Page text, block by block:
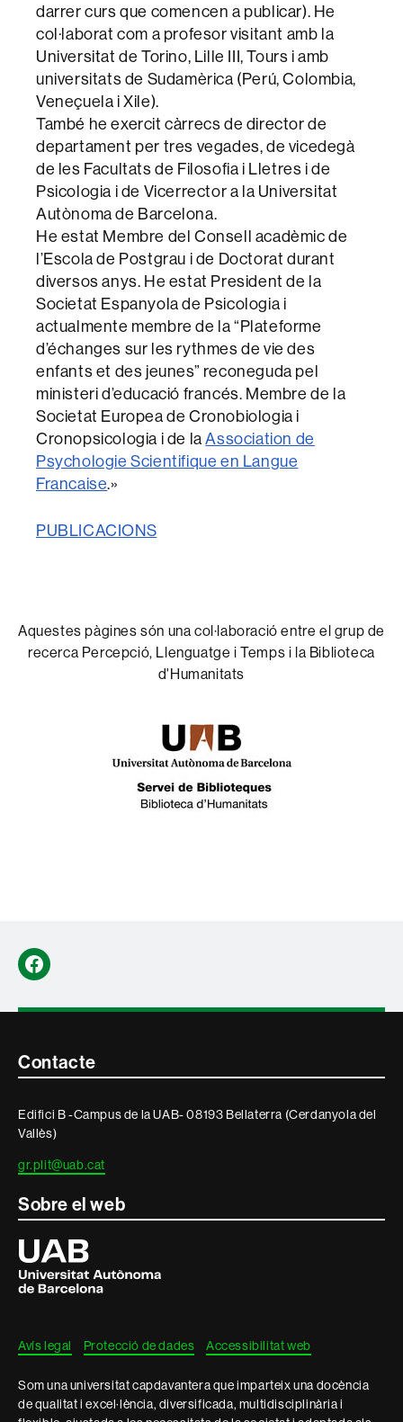
darrer curs que comencen a publicar). He
col·laborat com a profesor visitant amb la
Universitat de Torino, Lille III, Tours i amb
universitats de Sudamèrica (Perú, Colombia,
Veneçuela i Xile).
També he exercit càrrecs de director de
departament per tres vegades, de vicedegà
de les Facultats de Filosofia i Lletres i de
Psicologia i de Vicerrector a la Universitat
Autònoma de Barcelona.
He estat Membre del Consell acadèmic de
l’Escola de Postgrau i de Doctorat durant
diversos anys. He estat President de la
Societat Espanyola de Psicologia i
actualmente membre de la “Plateforme
d’échanges sur les rythmes de vie des
enfants et des jeunes” reconeguda pel
ministeri d’educació francés. Membre de la
Societat Europea de Cronobiologia i
Cronopsicologia i de laAssociation de
Psychologie Scientifique en Langue
Francaise.»
PUBLICACIONS
Aquestes pàgines són una col·laboració entre el grup de
recerca Percepció, Llenguatge i Temps i la Biblioteca
d'Humanitats
Facebook
Contacte
informació
legal
Contacte
Edifici B -Campus de la UAB- 08193 Bellaterra (Cerdanyola del
Vallès)
gr.plit@uab.cat
Sobre el web
Universitat
Autònoma
de
Barcelona
Avís legal Protecció de dades Accessibilitat web
Som una universitat capdavantera que imparteix una docència
de qualitat i excel·lència, diversificada, multidisciplinària i